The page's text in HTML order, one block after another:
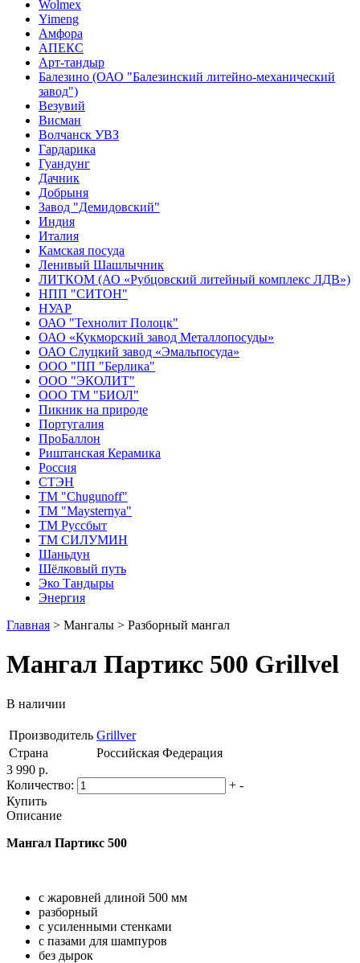
Wolmex
Yimeng
Амфора
АПЕКС
Арт-тандыр
Балезино (ОАО "Балезинский литейно-механический
завод")
Везувий
Висман
Волчанск УВЗ
Гардарика
Гуандунг
Дачник
Добрыня
Завод "Демидовский"
Индия
Италия
Камская посуда
Ленивый Шашлычник
ЛИТКОМ (АО «Рубцовский литейный комплекс ЛДВ»)
НПП "СИТОН"
НУАР
ОАО "Технолит Полоцк"
ОАО «Кукморский завод Металлопосуды»
ОАО Слуцкий завод «Эмальпосуда»
ООО "ПП "Берлика"
ООО "ЭКОЛИТ"
ООО ТМ "БИОЛ"
Пикник на природе
Португалия
ПроБаллон
Риштанская Керамика
Россия
СТЭН
ТМ "Chugunoff"
ТМ "Maysternya"
ТМ Руссбыт
ТМ СИЛУМИН
Шаньдун
Шёлковый путь
Эко Тандыры
Энергия
Главная > Мангалы > Разборный мангал
Мангал Партикс 500 Grillvel
В наличии
Производитель Grillver
Страна
Российская Федерация
3 990 р.
Количество:
+ -
Купить
Описание
Мангал Партикс 500
с жаровней длиной 500 мм
разборный
с усиленными стенками
с пазами для шампуров
без дырок